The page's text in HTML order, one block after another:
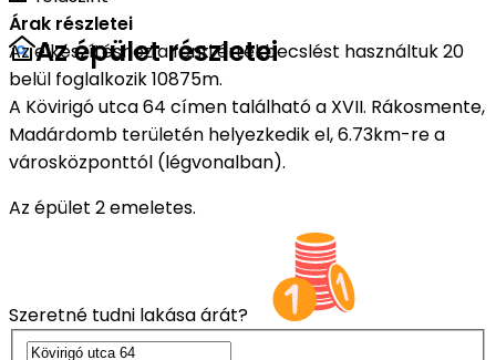
Árak részletei
Az elkészítéshez a fenti értékbecslést használtuk 20
belül foglalkozik 10875m.
Az épület részletei
A Kövirigó utca 64 címen található a XVII. Rákosmente,
Madárdomb területén helyezkedik el, 6.73km-re a
városközponttól (légvonalban).
Az épület 2 emeletes.
Szeretné tudni lakása árát?